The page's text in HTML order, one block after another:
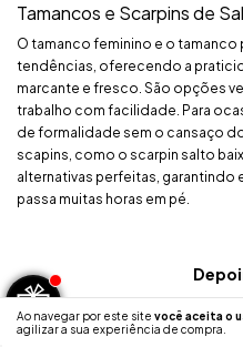
Ao navegar por este site você aceita o
agilizar a sua experiência de compra.
Tamancos e Scarpins de
O tamanco feminino e o
tendências, oferecendo a
marcante e fresco. São opções
trabalho com facilidade. Para
de formalidade sem o cansaço
scapins, como o scarpin salto
alternativas perfeitas, garantindo
passa muitas horas em pé.